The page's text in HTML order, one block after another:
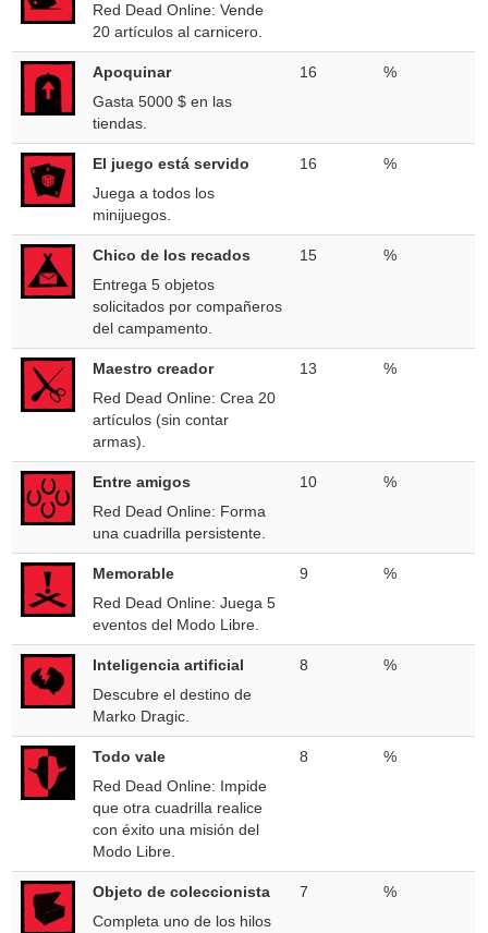
Red Dead Online: Vende
20 artículos al carnicero.
Apoquinar
Gasta 5000 $ en las
tiendas.
16 %
El juego está servido
Juega a todos los
minijuegos.
16 %
Chico de los recados
Entrega 5 objetos
solicitados por compañeros
del campamento.
15 %
Maestro creador
Red Dead Online: Crea 20
artículos (sin contar
armas).
13 %
Entre amigos
Red Dead Online: Forma
una cuadrilla persistente.
10 %
Memorable
Red Dead Online: Juega 5
eventos del Modo Libre.
9 %
Inteligencia artificial
Descubre el destino de
Marko Dragic.
8 %
Todo vale
Red Dead Online: Impide
que otra cuadrilla realice
con éxito una misión del
Modo Libre.
8 %
Objeto de coleccionista
Completa uno de los hilos
7 %